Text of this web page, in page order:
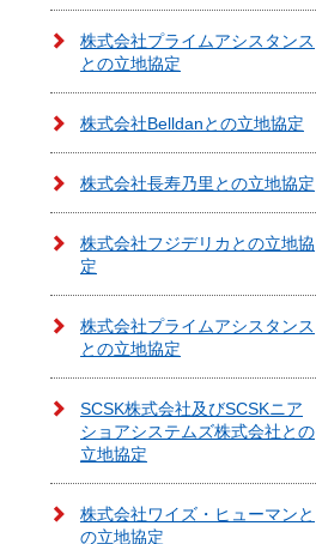
株式会社プライムアシスタンス
との立地協定
株式会社Belldanとの立地協定
株式会社長寿乃里との立地協定
株式会社フジデリカとの立地協
定
株式会社プライムアシスタンス
との立地協定
SCSK株式会社及びSCSKニア
ショアシステムズ株式会社との
立地協定
株式会社ワイズ・ヒューマンと
の立地協定